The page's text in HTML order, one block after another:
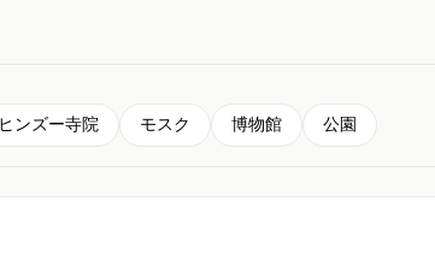
ヒンズー寺院 モスク 博物館 公園